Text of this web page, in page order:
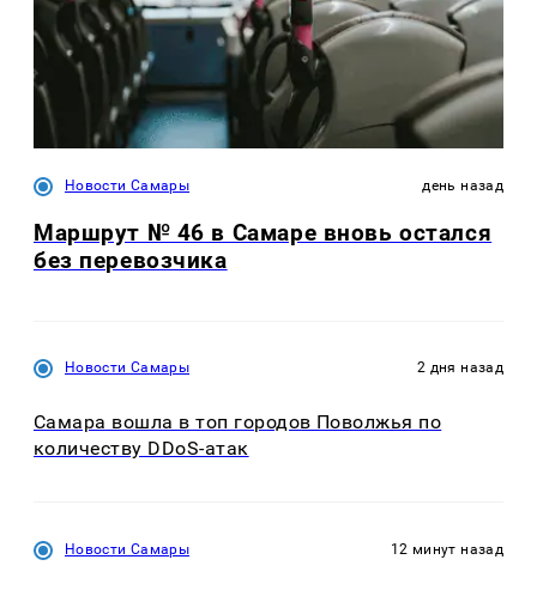
Новости Самары день назад
Маршрут № 46 в Самаре вновь остался
без перевозчика
Новости Самары 2 дня назад
Самара вошла в топ городов Поволжья по
количеству DDoS-атак
Новости Самары 12 минут назад